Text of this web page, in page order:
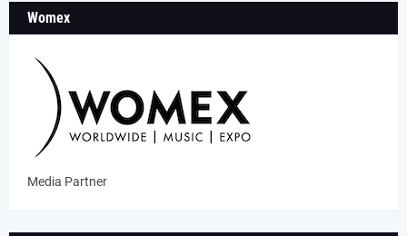
Womex
Media Partner